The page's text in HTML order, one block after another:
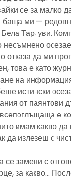
се за малко
баща ми —
Бела Тар, уви.
несъмнено
отказа да ми
това е като
на
истински
от паянтови
е
имам какво да
излезеш с
замени с
за какво…